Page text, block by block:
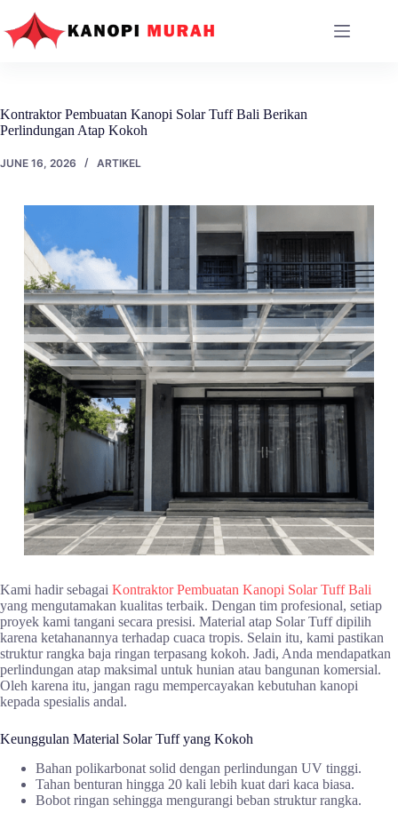
content
Kontraktor Pembuatan Kanopi Solar Tuff Bali Berikan
Perlindungan Atap Kokoh
JUNE 16, 2026 ARTIKEL
Kami hadir sebagai Kontraktor Pembuatan Kanopi Solar Tuff Bali
yang mengutamakan kualitas terbaik. Dengan tim profesional, setiap
proyek kami tangani secara presisi. Material atap Solar Tuff dipilih
karena ketahanannya terhadap cuaca tropis. Selain itu, kami pastikan
struktur rangka baja ringan terpasang kokoh. Jadi, Anda mendapatkan
perlindungan atap maksimal untuk hunian atau bangunan komersial.
Oleh karena itu, jangan ragu mempercayakan kebutuhan kanopi
kepada spesialis andal.
Keunggulan Material Solar Tuff yang Kokoh
Bahan polikarbonat solid dengan perlindungan UV tinggi.
Tahan benturan hingga 20 kali lebih kuat dari kaca biasa.
Bobot ringan sehingga mengurangi beban struktur rangka.